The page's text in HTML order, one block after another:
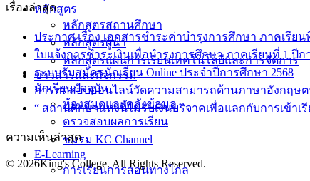
หลักสูตร
หลักสูตรสถานศึกษา
หลักสูตรผู้นำ
หลักสูตรแผนการเรียนเทคโนโลยีและการจัดการ
ข่าวสารและกิจกรรม
นักเรียนปัจจุบัน
ห้องสมุดและคลังข้อมูล
ตรวจสอบผลการเรียน
ชมรม KC Channel
E-Learning
การเรียนการสอนทางไกล
เรื่องล่าสุด
ประกาศ เรื่อง เอกสารชำระค่าบำรุงการศึกษา ภาคเรี
ใบแจ้งการชำระเงินเพื่อบำรุงการศึกษา ภาคเรียนที่ 1 ปีก
ระบบรับสมัครนักเรียน Online ประจำปีการศึกษา 2568
การทดสอบออนไลน์วัดความสามารถด้านภาษาอังกฤษต
“ สถานศึกษาแห่งนี้ไม่รับเงินบริจาคเพื่อแลกกับการเข้าเรี
ความเห็นล่าสุด
© 2026King's College. All Rights Reserved.